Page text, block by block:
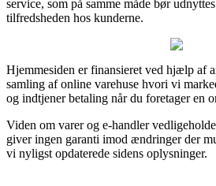
service, som på samme måde bør
tilfredsheden hos kunderne.
Hjemmesiden er finansieret ved hjælp af
samling af online varehuse hvori vi
og indtjener betaling når du foretager en
Viden om varer og e-handler
giver ingen garanti imod ændringer der
vi nyligst opdaterede sidens oplysninger.